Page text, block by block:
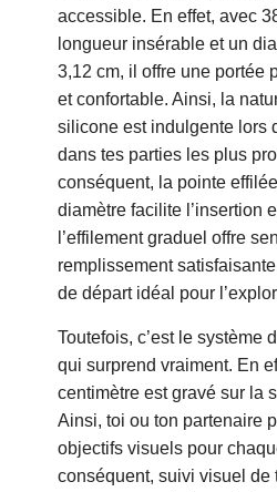
accessible. En effet, avec
longueur insérable et un
3,12 cm, il offre une portée
et confortable. Ainsi, la
silicone est indulgente lors
dans tes parties les plus
conséquent, la pointe
diamètre facilite l’insertion
l’effilement graduel offre
remplissement
de départ idéal pour
Toutefois, c’est le système
qui surprend vraiment. En
centimètre est gravé sur la
Ainsi, toi ou ton partenaire
objectifs visuels pour
conséquent, suivi visuel de